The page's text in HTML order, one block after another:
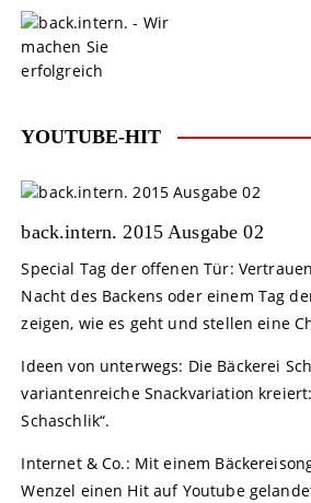
YOUTUBE-HIT
back.intern. 2015 Ausgabe 02
Special Tag der offenen Tür:
Nacht des Backens oder einem Tag
zeigen, wie es geht und stellen eine
Ideen von unterwegs: Die Bäckerei
variantenreiche Snackvariation
Schaschlik“.
Internet & Co.: Mit einem
Wenzel einen Hit auf Youtube